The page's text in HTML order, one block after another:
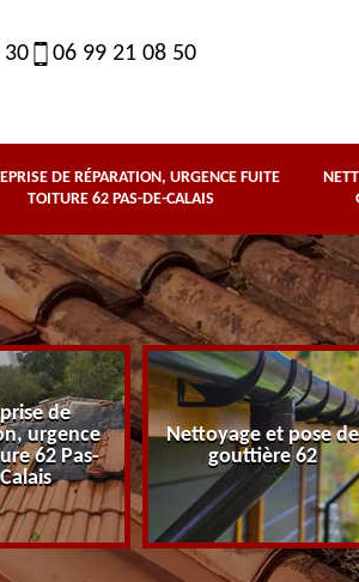
30 06 99 21 08 50
DE RÉPARATION, URGENCE FUITE
TOITURE 62 PAS-DE-CALAIS
de
urgence
62 Pas-
Nettoyage et pose de
gouttière 62